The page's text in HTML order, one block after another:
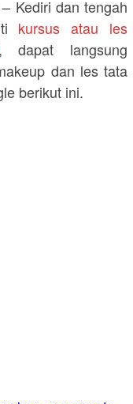
Kediri dan tengah
kursus atau les
, dapat langsung
dan les tata
berikut ini.